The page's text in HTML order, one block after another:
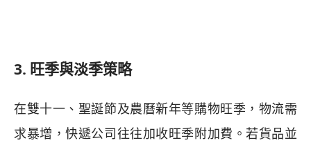
3. 旺季與淡季策略
在雙十一、聖誕節及農曆新年等購物旺季，物流需
求暴增，快遞公司往往加收旺季附加費。若貨品並